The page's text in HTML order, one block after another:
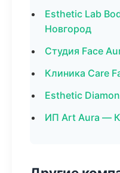
Esthetic Lab
Новгород
Студия Face
Клиника Care
Esthetic
ИП Art Aura —